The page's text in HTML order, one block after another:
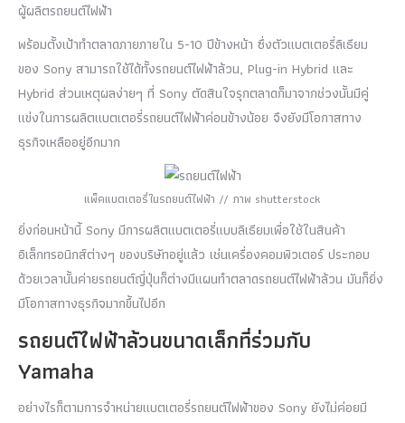
ผู้ผลิตรถยนต์ไฟฟ้า
พร้อมตั้งเป้าทำตลาดภายภายใน 5-10 ปีข้างหน้า ซึ่งตัวแบตเตอรี่ลิเธียม
ของ Sony สามารถใช้ได้ทั้งรถยนต์ไฟฟ้าล้วน, Plug-in Hybrid และ
Hybrid ส่วนเหตุผลง่ายๆ ที่ Sony ตัดสินใจรุกตลาดก็มาจากช่วงนั้นมีคู่
แข่งในการผลิตแบตเตอรี่รถยนต์ไฟฟ้าค่อนข้างน้อย จึงยังมีโอกาสทาง
ธุรกิจเหลืออยู่อีกมาก
แพ็คแบตเตอรี่ในรถยนต์ไฟฟ้า // ภาพ shutterstock
ยิ่งก่อนหน้านี้ Sony มีการผลิตแบตเตอรี่แบบลิเธียมเพื่อใช้ในสินค้า
อิเล็กทรอนิกส์ต่างๆ ของบริษัทอยู่แล้ว เช่นเครื่องคอมพิวเตอร์ ประกอบ
ด้วยเวลานั้นค่ายรถยนต์ญี่ปุ่นก็ต่างมีแผนทำตลาดรถยนต์ไฟฟ้าล้วน มันก็ยิ่ง
มีโอกาสทางธุรกิจมากขึ้นไปอีก
รถยนต์ไฟฟ้าล้วนขนาดเล็กที่ร่วมกับ
Yamaha
อย่างไรก็ตามการจำหน่ายแบตเตอรี่รถยนต์ไฟฟ้าของ Sony ยังไม่ค่อยมี